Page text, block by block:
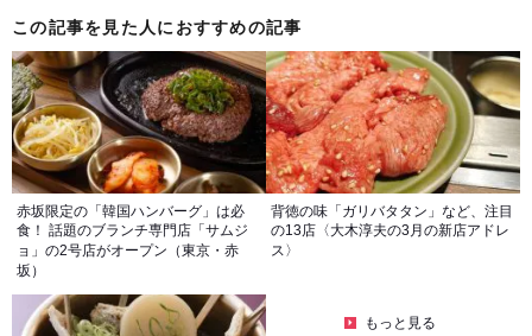
この記事を見た人におすすめの記事
赤坂限定の「韓国ハンバーグ」は必
食！ 話題のブランチ専門店「サムジ
ョ」の2号店がオープン（東京・赤
坂）
背徳の味「ガリバタタン」など、注目
の13店〈大木淳夫の3月の新店アドレ
ス〉
もっと見る